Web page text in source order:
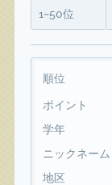
1~50位
順位
ポイント
学年
ニックネーム
地区